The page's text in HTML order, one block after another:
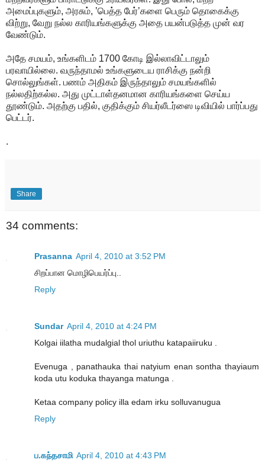
அமைப்புகளும், அரசும், ’பெத்த பேர்’களை பெரும் தொகைக்கு
விற்று, வேறு நல்ல காரியங்களுக்கு அதை பயன்படுத்த முன் வர
வேண்டும்.
அதே சமயம், உங்களிடம் 1700 கோடி இல்லாவிட்டாலும்
பரவாயில்லை. வருந்தாமல் உங்களுடைய ராசிக்கு நன்றி
சொல்லுங்கள். பணம் அதிகம் இருந்தாலும் சமயங்களில்
நல்லதிற்கல்ல. அது முட்டாள்தனமான காரியங்களை செய்ய
தூண்டும். அதற்கு பதில், குதிக்கும் சியர்லீடர்ஸை டிவியில் பார்ப்பது
பெட்டர்.
.
Share
34 comments:
Prasanna April 4, 2010 at 3:52 PM
சிறப்பான மொழிபெயர்ப்பு..
Reply
Sundar April 4, 2010 at 4:24 PM
Kolgai iilatha mudalgial thol uriuthu katapaiiruku .
Evenuga , panathauka thai natyium enan sontha thayiaum
koda utu koduka thayanga matunga .
Ketaa company policy illa edam irku solluvanugua
Reply
ப.கந்தசாமி April 4, 2010 at 4:43 PM